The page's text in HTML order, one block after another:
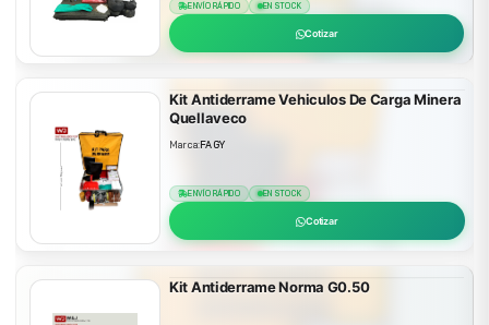
ENVÍO RÁPIDO EN STOCK
Cotizar
Kit Antiderrame Vehiculos De Carga Minera
Quellaveco
Marca:FAGY
ENVÍO RÁPIDO EN STOCK
Cotizar
Kit Antiderrame Norma G0.50